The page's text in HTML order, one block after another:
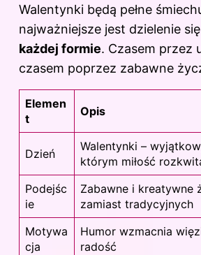
Walentynki będą pełne
najważniejsze jest dzielenie się
każdej formie. Czasem przez
czasem poprzez zabawne
Elemen
t
Opis
Dzień
Walentynki –
którym miłość
Podejśc
ie
Zabawne i kreatywne
zamiast tradycyjnych
Motywa
cja
Humor wzmacnia
radość